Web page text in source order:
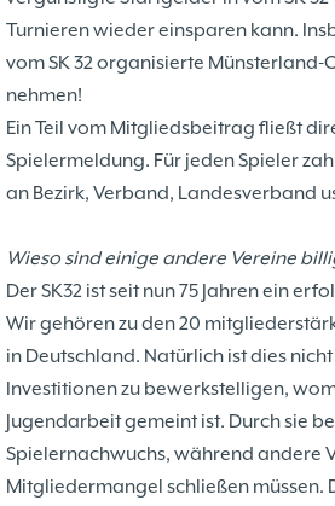
2
21.12
Kinder und Jugendliche -
Münster
2
20.09 2. Mannschaft 10
24.02 1. Mannschaft 37
13.05 Stadtmeisterschaften 10
07.03 Ehrenamtliche Helfer 17
27.02 Social Media 4
09.02 SK 32 in der Presse 3
06.01 Neujahrsblitzturnier 4
15.05 Training 6
07.11
Wer wir sind- Vorstellung
Mitglieder
Turnieren wieder einsparen kann.
vom SK 32 organisierte Münsterland-
nehmen!
Ein Teil vom Mitgliedsbeitrag fließt
Spielermeldung. Für jeden Spieler
an Bezirk, Verband, Landesverband
Wieso sind einige andere Vereine
Der SK32 ist seit nun 75 Jahren ein
Wir gehören zu den 20
in Deutschland. Natürlich ist dies
Investitionen zu bewerkstelligen,
Jugendarbeit gemeint ist. Durch sie
Spielernachwuchs, während andere
Mitgliedermangel schließen müssen.